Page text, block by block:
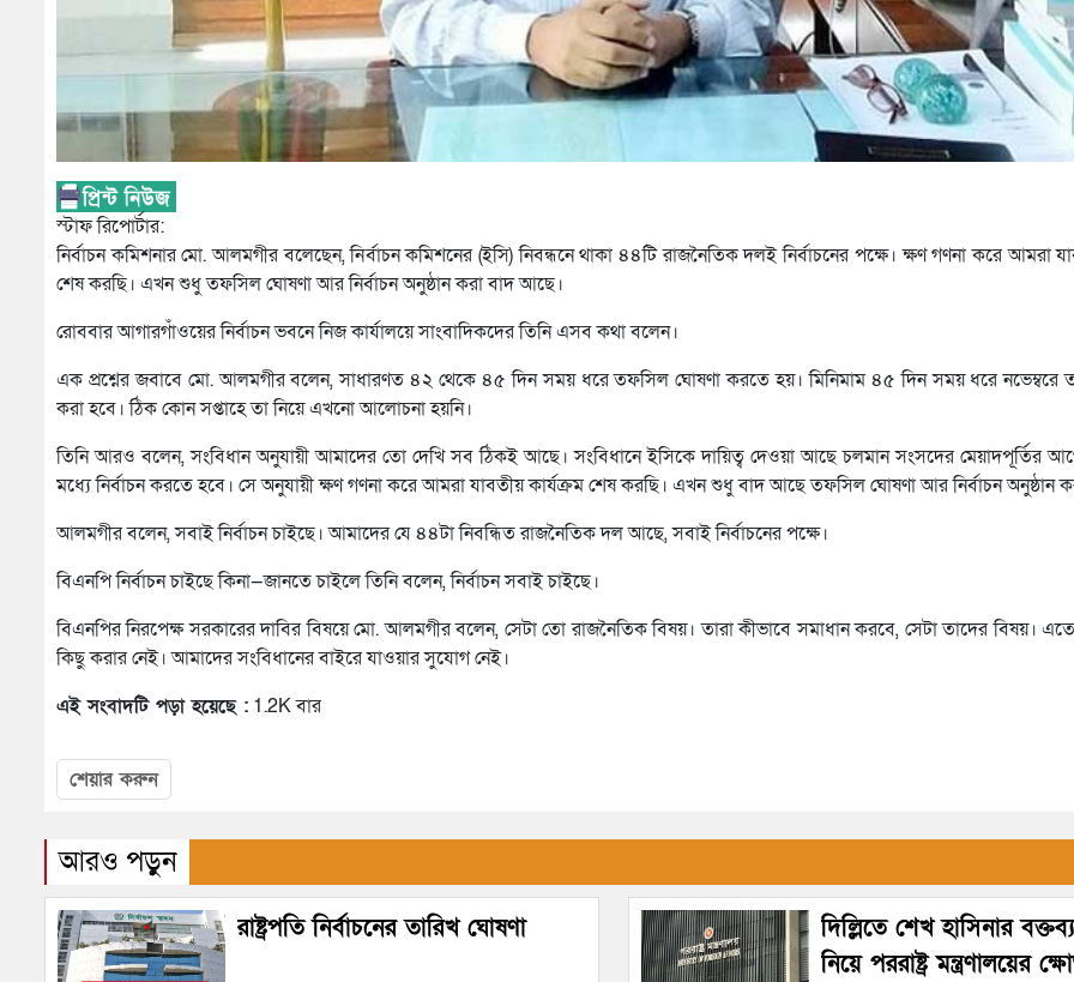
স্টাফ রিপোর্টার:
নির্বাচন কমিশনার মো. আলমগীর বলেছেন, নির্বাচন কমিশনের (ইসি) নিবন্ধনে থাকা ৪৪টি রাজনৈতিক দলই নির্বাচনের পক্ষে। ক্ষণ গণনা করে আমরা
শেষ করছি। এখন শুধু তফসিল ঘোষণা আর নির্বাচন অনুষ্ঠান করা বাদ আছে।
রোববার আগারগাঁওয়ের নির্বাচন ভবনে নিজ কার্যালয়ে সাংবাদিকদের তিনি এসব কথা বলেন।
এক প্রশ্নের জবাবে মো. আলমগীর বলেন, সাধারণত ৪২ থেকে ৪৫ দিন সময় ধরে তফসিল ঘোষণা করতে হয়। মিনিমাম ৪৫ দিন সময় ধরে নভেম্বরে
করা হবে। ঠিক কোন সপ্তাহে তা নিয়ে এখনো আলোচনা হয়নি।
তিনি আরও বলেন, সংবিধান অনুযায়ী আমাদের তো দেখি সব ঠিকই আছে। সংবিধানে ইসিকে দায়িত্ব দেওয়া আছে চলমান সংসদের মেয়াদপূর্তির
মধ্যে নির্বাচন করতে হবে। সে অনুযায়ী ক্ষণ গণনা করে আমরা যাবতীয় কার্যক্রম শেষ করছি। এখন শুধু বাদ আছে তফসিল ঘোষণা আর নির্বাচন অনুষ্ঠান
আলমগীর বলেন, সবাই নির্বাচন চাইছে। আমাদের যে ৪৪টা নিবন্ধিত রাজনৈতিক দল আছে, সবাই নির্বাচনের পক্ষে।
বিএনপি নির্বাচন চাইছে কিনা—জানতে চাইলে তিনি বলেন, নির্বাচন সবাই চাইছে।
বিএনপির নিরপেক্ষ সরকারের দাবির বিষয়ে মো. আলমগীর বলেন, সেটা তো রাজনৈতিক বিষয়। তারা কীভাবে সমাধান করবে, সেটা তাদের বিষয়।
কিছু করার নেই। আমাদের সংবিধানের বাইরে যাওয়ার সুযোগ নেই।
এই সংবাদটি পড়া হয়েছে : 1.2K বার
শেয়ার করুন
আরও পড়ুন
রাষ্ট্রপতি নির্বাচনের তারিখ ঘোষণা
দিল্লিতে শেখ হাসিনার
নিয়ে পররাষ্ট্র মন্ত্রণালয়ের